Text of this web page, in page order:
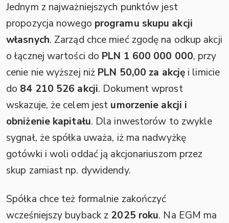
Jednym z najważniejszych punktów jest
propozycja nowego programu skupu akcji
własnych. Zarząd chce mieć zgodę na odkup akcji
o łącznej wartości do PLN 1 600 000 000, przy
cenie nie wyższej niż PLN 50,00 za akcję i limicie
do 84 210 526 akcji. Dokument wprost
wskazuje, że celem jest umorzenie akcji i
obniżenie kapitału. Dla inwestorów to zwykle
sygnał, że spółka uważa, iż ma nadwyżkę
gotówki i woli oddać ją akcjonariuszom przez
skup zamiast np. dywidendy.
Spółka chce też formalnie zakończyć
wcześniejszy buyback z 2025 roku. Na EGM ma